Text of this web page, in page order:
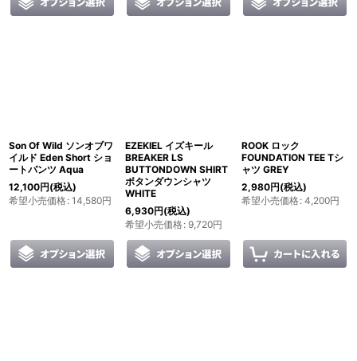
Son Of Wild ソンオブワ
イルド Eden Short ショ
ートパンツ Aqua
12,100円(税込)
希望小売価格: 14,580円
EZEKIEL イズキール
BREAKER LS
BUTTONDOWN SHIRT
ボタンダウンシャツ
WHITE
6,930円(税込)
希望小売価格: 9,720円
ROOK ロック
FOUNDATION TEE Tシ
ャツ GREY
2,980円(税込)
希望小売価格: 4,200円